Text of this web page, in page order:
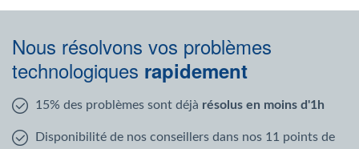
Nous résolvons vos problèmes
technologiques rapidement
15% des problèmes sont déjà résolus en moins d'1h
Disponibilité de nos conseillers dans nos 11 points de